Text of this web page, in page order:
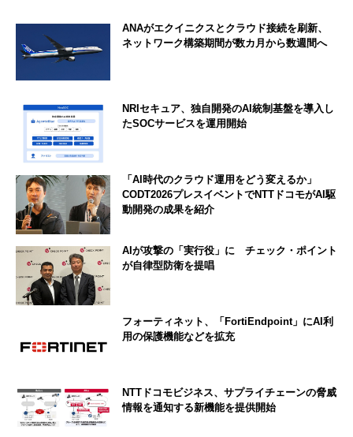
ANAがエクイニクスとクラウド接続を刷新、
ネットワーク構築期間が数カ月から数週間へ
NRIセキュア、独自開発のAI統制基盤を導入し
たSOCサービスを運用開始
「AI時代のクラウド運用をどう変えるか」
CODT2026プレスイベントでNTTドコモがAI駆
動開発の成果を紹介
AIが攻撃の「実行役」に チェック・ポイント
が自律型防衛を提唱
フォーティネット、「FortiEndpoint」にAI利
用の保護機能などを拡充
NTTドコモビジネス、サプライチェーンの脅威
情報を通知する新機能を提供開始